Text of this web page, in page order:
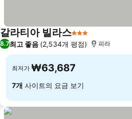
갈라티아 빌라스3 성급
8.7최고 좋음 (2,534개 평점) 피라
최저가 ₩63,687
7개 사이트의 요금 보기